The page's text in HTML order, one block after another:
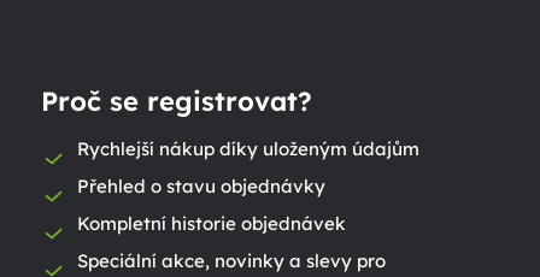
Proč se registrovat?
Rychlejší nákup díky uloženým údajům
Přehled o stavu objednávky
Kompletní historie objednávek
Speciální akce, novinky a slevy pro